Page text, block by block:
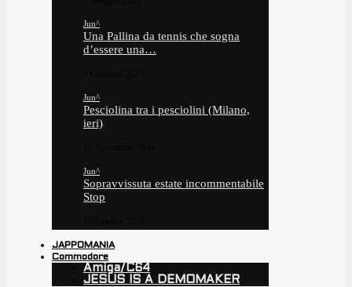
Jun^
Una Pallina da tennis che sogna
d’essere una…
Jun^
Pesciolina tra i pesciolini (Milano,
ieri)
Jun^
Sopravvissuta estate incommentabile
Stop
JAPPOMANIA
Commodore
Amiga/C64
JESUS IS A DEMOMAKER